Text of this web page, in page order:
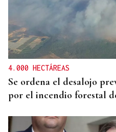
DISTRIBUIDORA FAMILIAR
Gaseosas Roca, medio
Valdeorras y Coca-Cola
4.000 HECTÁREAS
Se ordena el desalojo
por el incendio forestal